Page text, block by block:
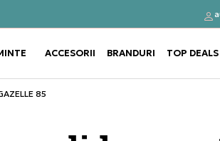
Use shift+Enter to open or close
Use shift+Enter to open or close
ACCESORII BRANDURI TOP DEALS
85